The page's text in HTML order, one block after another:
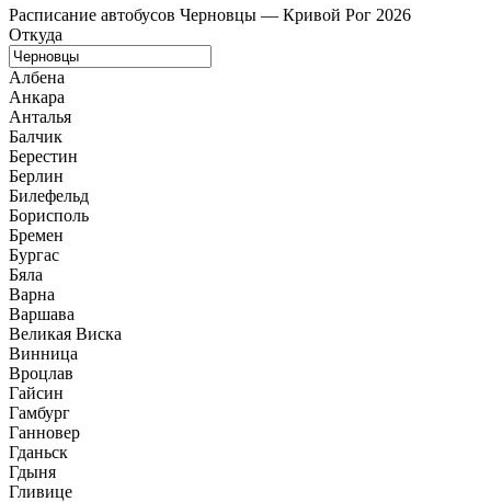
Расписание автобусов Черновцы — Кривой Рог 2026
Откуда
Албена
Анкара
Анталья
Балчик
Берестин
Берлин
Билефельд
Борисполь
Бремен
Бургас
Бяла
Варна
Варшава
Великая Виска
Винница
Вроцлав
Гайсин
Гамбург
Ганновер
Гданьск
Гдыня
Гливице